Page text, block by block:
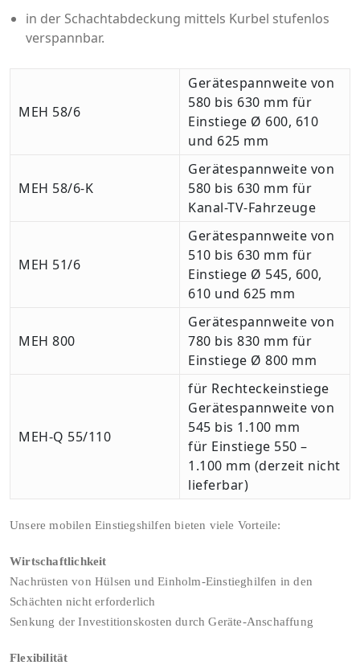
in der Schachtabdeckung mittels Kurbel stufenlos
verspannbar.
MEH 58/6
Gerätespannweite von
580 bis 630 mm für
Einstiege Ø 600, 610
und 625 mm
MEH 58/6-K
Gerätespannweite von
580 bis 630 mm für
Kanal-TV-Fahrzeuge
MEH 51/6
Gerätespannweite von
510 bis 630 mm für
Einstiege Ø 545, 600,
610 und 625 mm
MEH 800
Gerätespannweite von
780 bis 830 mm für
Einstiege Ø 800 mm
MEH-Q 55/110
für Rechteckeinstiege
Gerätespannweite von
545 bis 1.100 mm
für Einstiege 550 –
1.100 mm (derzeit nicht
lieferbar)
Unsere mobilen Einstiegshilfen bieten viele Vorteile:
Wirtschaftlichkeit
Nachrüsten von Hülsen und Einholm-Einstieghilfen in den
Schächten nicht erforderlich
Senkung der Investitionskosten durch Geräte-Anschaffung
Flexibilität